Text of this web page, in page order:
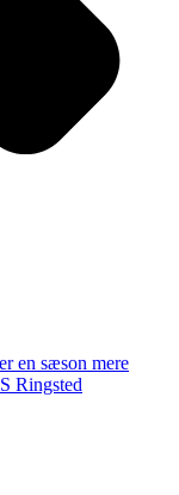
en sæson mere
Ringsted